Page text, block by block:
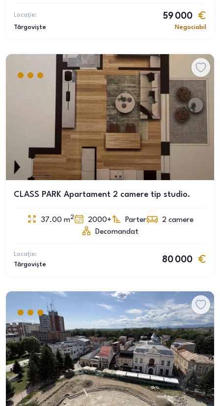
Locație:
Târgoviște
59 000
Negociabil
CLASS PARK Apartament 2 camere tip studio.
37.00 m2 2000+ Parter 2 camere
Decomandat
Locație:
Târgoviște
80 000